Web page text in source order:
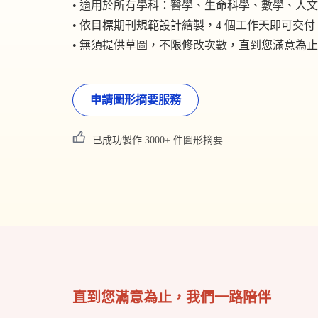
• 適用於所有學科：醫學、生命科學、數學、人
• 依目標期刊規範設計繪製，4 個工作天即可交付
• 無須提供草圖，不限修改次數，直到您滿意為止
申請圖形摘要服務
已成功製作 3000+ 件圖形摘要
直到您滿意為止，我們一路陪伴